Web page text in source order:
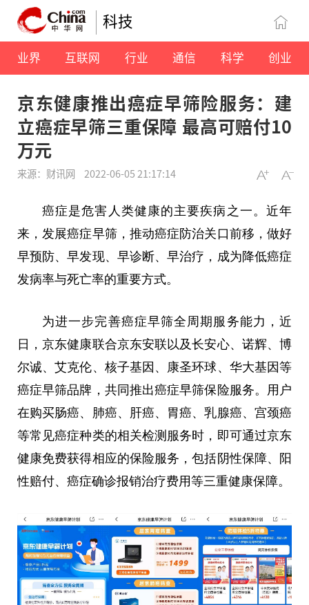
科技
业界 互联网 行业 通信 科学 创业
京东健康推出癌症早筛险服务：建
立癌症早筛三重保障 最高可赔付10
万元
来源：财讯网 2022-06-05 21:17:14
癌症是危害人类健康的主要疾病之一。近年
来，发展癌症早筛，推动癌症防治关口前移，做好
早预防、早发现、早诊断、早治疗，成为降低癌症
发病率与死亡率的重要方式。
为进一步完善癌症早筛全周期服务能力，近
日，京东健康联合京东安联以及长安心、诺辉、博
尔诚、艾克伦、核子基因、康圣环球、华大基因等
癌症早筛品牌，共同推出癌症早筛保险服务。用户
在购买肠癌、肺癌、肝癌、胃癌、乳腺癌、宫颈癌
等常见癌症种类的相关检测服务时，即可通过京东
健康免费获得相应的保险服务，包括阴性保障、阳
性赔付、癌症确诊报销治疗费用等三重健康保障。